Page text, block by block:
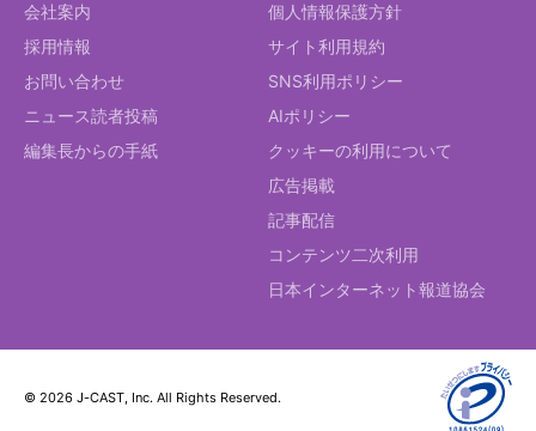
会社案内
採用情報
お問い合わせ
ニュース読者投稿
編集長からの手紙
個人情報保護方針
サイト利用規約
SNS利用ポリシー
AIポリシー
クッキーの利用について
広告掲載
記事配信
コンテンツ二次利用
日本インターネット報道協会
© 2026 J-CAST, Inc. All Rights Reserved.